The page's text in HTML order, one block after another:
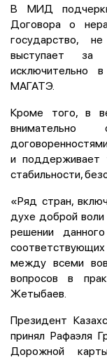
В МИД
Договора о
государство,
выступает за
исключительно
МАГАТЭ.
Кроме того, в
и поддерживает
стабильности,
«Ряд стран,
духе доброй воли
решении
между всеми
вопросов в
Жетыбаев.
Президент
принял Рафаэля
Дорожной